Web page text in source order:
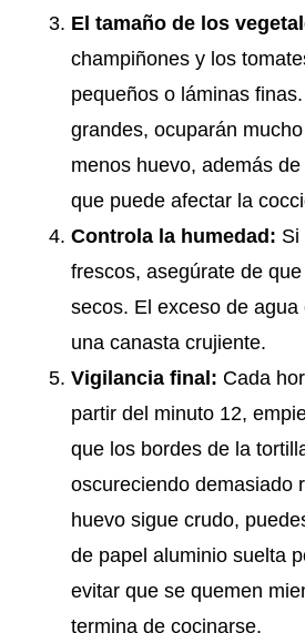
El tamaño de los
champiñones y los
pequeños o láminas
grandes, ocuparán
menos huevo, además
que puede afectar la
Controla la humedad: Si
frescos, asegúrate de
secos. El exceso de
una canasta crujiente.
Vigilancia final: Cada
partir del minuto 12,
que los bordes de la
oscureciendo demasiado
huevo sigue crudo,
de papel aluminio suelta
evitar que se quemen
termina de cocinarse.